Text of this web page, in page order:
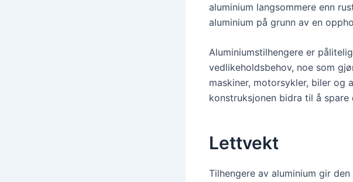
aluminium langsommere enn
aluminium på grunn av en
Aluminiumstilhengere er
vedlikeholdsbehov, noe som
maskiner, motorsykler, biler og
konstruksjonen bidra til å
Lettvekt
Tilhengere av aluminium gir